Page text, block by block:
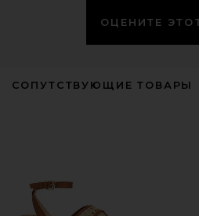
ОЦЕНИТЕ
СОПУТСТВУЮЩИЕ ТОВАРЫ